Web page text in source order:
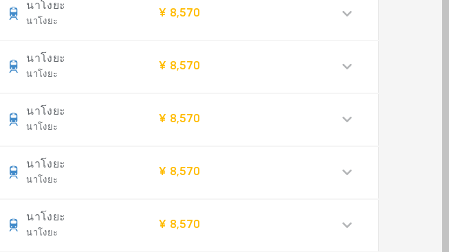
นาโงยะ
นาโงยะ
¥ 8,570
นาโงยะ
นาโงยะ
¥ 8,570
นาโงยะ
นาโงยะ
¥ 8,570
นาโงยะ
นาโงยะ
¥ 8,570
นาโงยะ
นาโงยะ
¥ 8,570